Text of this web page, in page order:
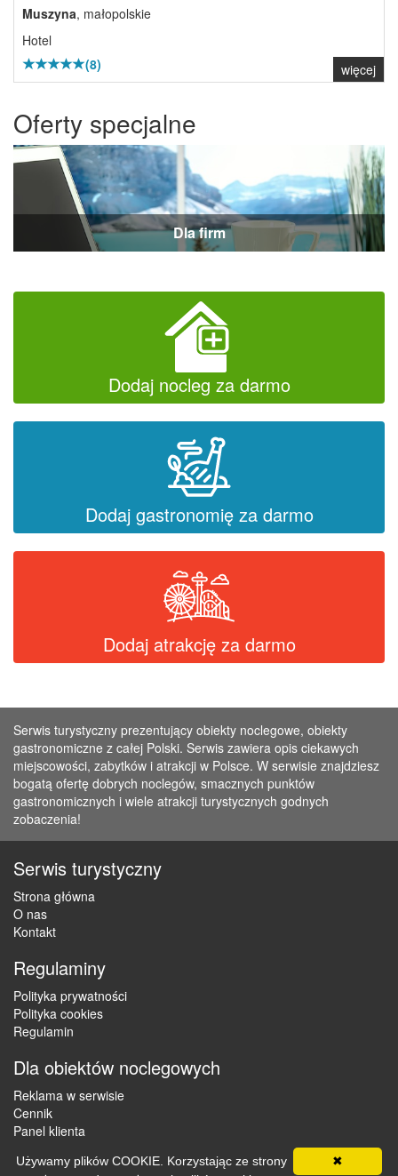
Muszyna, małopolskie
Hotel
(8)
więcej
Oferty specjalne
Dla firm
Dodaj nocleg za darmo
Dodaj gastronomię za darmo
Dodaj atrakcję za darmo
Serwis turystyczny prezentujący obiekty noclegowe, obiekty
gastronomiczne z całej Polski. Serwis zawiera opis ciekawych
miejscowości, zabytków i atrakcji w Polsce. W serwisie znajdziesz
bogatą ofertę dobrych noclegów, smacznych punktów
gastronomicznych i wiele atrakcji turystycznych godnych
zobaczenia!
Serwis turystyczny
Strona główna
O nas
Kontakt
Regulaminy
Polityka prywatności
Polityka cookies
Regulamin
Dla obiektów noclegowych
Reklama w serwisie
Cennik
Panel klienta
✖
Używamy plików COOKIE. Korzystając ze strony